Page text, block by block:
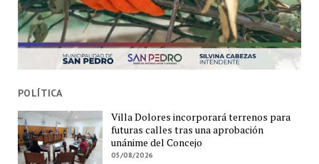
POLÍTICA
Villa Dolores incorporará terrenos para
futuras calles tras una aprobación
unánime del Concejo
05/08/2026